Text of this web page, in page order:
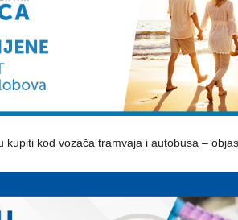
kod vozača tramvaja i autobusa –